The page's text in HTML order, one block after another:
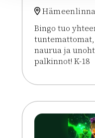
Hämeenlinna
Bingo tuo
naurua ja
palkinnot! K-18